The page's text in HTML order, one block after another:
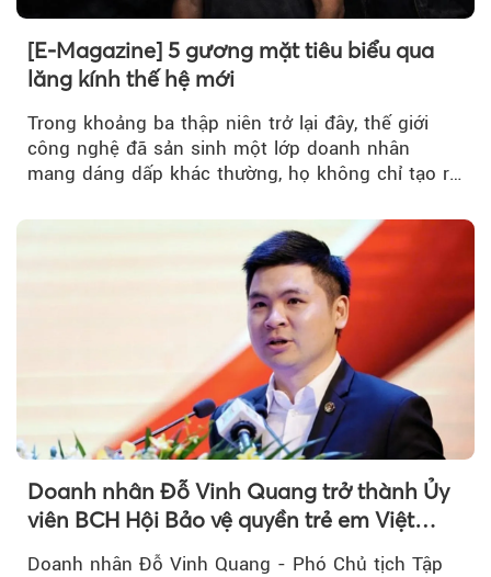
[E-Magazine] 5 gương mặt tiêu biểu qua
lăng kính thế hệ mới
Trong khoảng ba thập niên trở lại đây, thế giới
công nghệ đã sản sinh một lớp doanh nhân
mang dáng dấp khác thường, họ không chỉ tạo ra
Doanh nhân Đỗ Vinh Quang trở thành Ủy
viên BCH Hội Bảo vệ quyền trẻ em Việt
Nam, mở rộng vai trò...
Doanh nhân Đỗ Vinh Quang - Phó Chủ tịch Tập